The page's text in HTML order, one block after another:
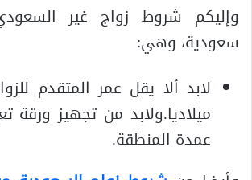
وإليكم شروط زواج غير
سعودية، وهي:
ميلاديا.ولابد من تجهيز ورقة
عمدة المنطقة.